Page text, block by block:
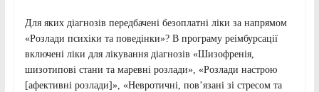
Для яких діагнозів передбачені безоплатні ліки за напрямом
«Розлади психіки та поведінки»? В програму реімбурсації
включені ліки для лікування діагнозів «Шизофренія,
шизотипові стани та маревні розлади», «Розлади настрою
[афективні розлади]», «Невротичні, пов’язані зі стресом та